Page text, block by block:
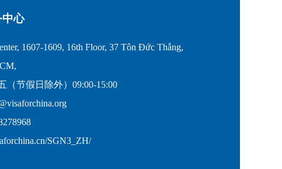
心
1607-1609, 16th Floor, 37 Tôn Đức Thắng,
（节假日除外）09:00-15:00
SGN3_ZH/